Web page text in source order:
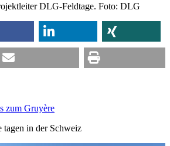
DLG-Feldtage. Foto: DLG
zum Gruyère
tagen in der Schweiz